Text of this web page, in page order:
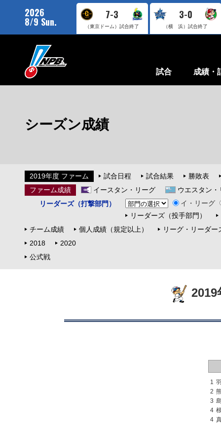
2026
8/9 Sun.
7-3
（東京ドーム）試合終了
3-0
（横 浜）試合終了
試合 成績・
シーズン成績
2019年度 ファーム 試合日程 試合結果
勝敗表
ファーム成績
イースタン・リーグ
ウエスタン・
リーダーズ（打撃部門）
イ・リーグ
リーダーズ（投手部門）
チーム成績
個人成績（規定以上）
リーグ・リーダー
2018
2020
公式戦
1
2
3
4
4